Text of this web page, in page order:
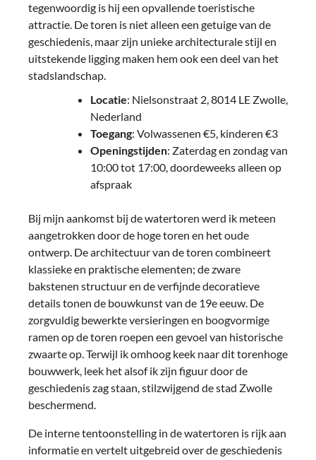
tegenwoordig is hij een opvallende toeristische
attractie. De toren is niet alleen een getuige van de
geschiedenis, maar zijn unieke architecturale stijl en
uitstekende ligging maken hem ook een deel van het
stadslandschap.
Locatie: Nielsonstraat 2, 8014 LE Zwolle,
Nederland
Toegang: Volwassenen €5, kinderen €3
Openingstijden: Zaterdag en zondag van
10:00 tot 17:00, doordeweeks alleen op
afspraak
Bij mijn aankomst bij de watertoren werd ik meteen
aangetrokken door de hoge toren en het oude
ontwerp. De architectuur van de toren combineert
klassieke en praktische elementen; de zware
bakstenen structuur en de verfijnde decoratieve
details tonen de bouwkunst van de 19e eeuw. De
zorgvuldig bewerkte versieringen en boogvormige
ramen op de toren roepen een gevoel van historische
zwaarte op. Terwijl ik omhoog keek naar dit torenhoge
bouwwerk, leek het alsof ik zijn figuur door de
geschiedenis zag staan, stilzwijgend de stad Zwolle
beschermend.
De interne tentoonstelling in de watertoren is rijk aan
informatie en vertelt uitgebreid over de geschiedenis